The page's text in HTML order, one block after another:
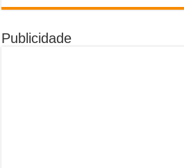
Publicidade